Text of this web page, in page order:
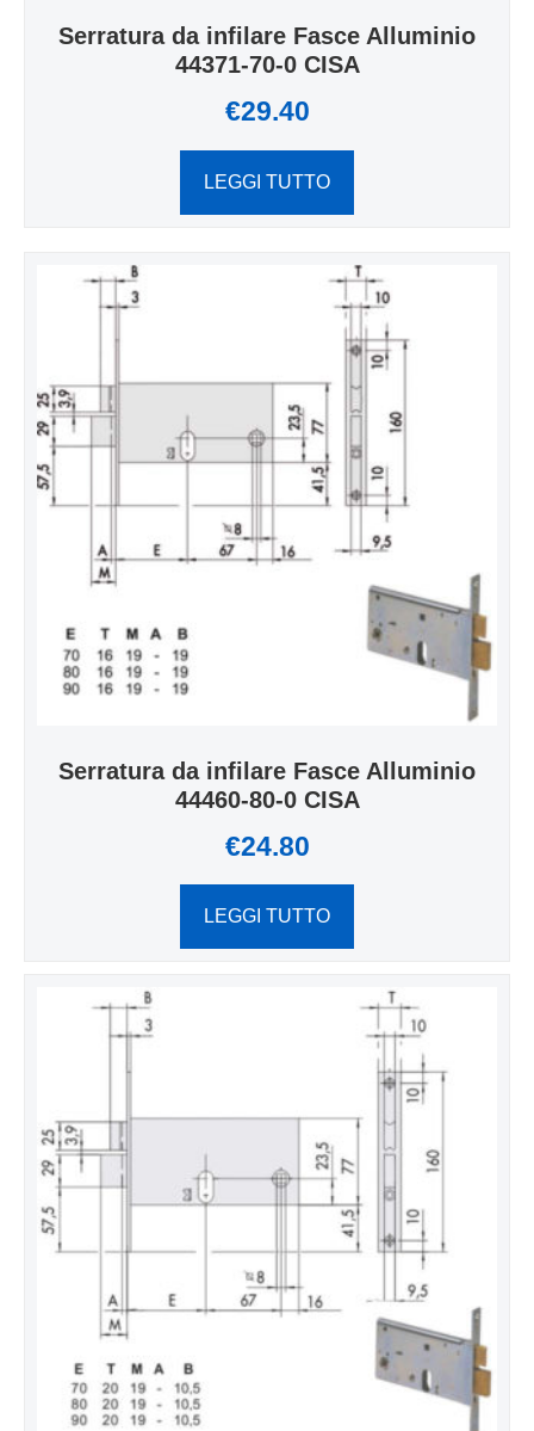
Serratura da infilare Fasce Alluminio
44371-70-0 CISA
€29.40
LEGGI TUTTO
Serratura da infilare Fasce Alluminio
44460-80-0 CISA
€24.80
LEGGI TUTTO